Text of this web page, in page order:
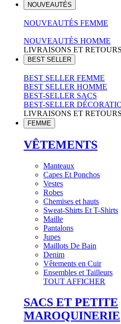
NOUVEAUTÉS
NOUVEAUTÉS FEMME
NOUVEAUTÉS HOMME
LIVRAISONS ET
BEST SELLER
BEST SELLER FEMME
BEST SELLER HOMME
BEST-SELLER SACS
BEST-SELLER
LIVRAISONS ET
FEMME
VÊTEMENTS
Manteaux
Capes Et Ponchos
Vestes
Robes
Chemises et hauts
Sweat-Shirts Et T-Shirts
Maille
Pantalons
Jupes
Maillots De Bain
Denim
Vêtements en Cuir
Ensembles et Tailleurs
TOUT AFFICHER
SACS ET PETITE
MAROQUINERIE